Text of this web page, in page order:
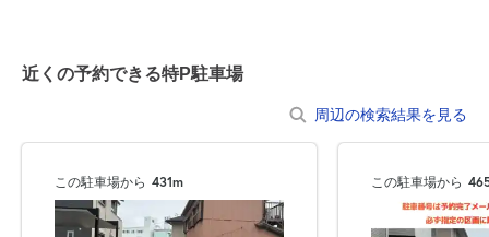
近くの予約できる特P駐車場
周辺の検索結果を見る
この駐車場から 431m この駐車場から